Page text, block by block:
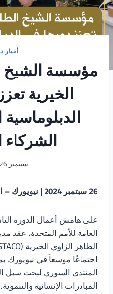
أخبار
مؤسسة الشيخ
الخيرية
الدبلوماسية
الشركاء
سبتمبر 26, 2024
26 سبتمبر 2024 | نيويورك – الولايات المتحدة الأمريكية
على هامش أعمال الدورة
العامة للأمم المتحدة، عقد
اجتماعًا موسعاً في نيويورك
المنتدى السوري لبحث سبل
المبادرات الإنسانية والتنموية.